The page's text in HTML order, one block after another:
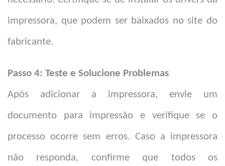
impressora, que podem ser baixados no site do
fabricante.
Passo 4: Teste e Solucione Problemas
Após adicionar a impressora, envie um
documento para impressão e verifique se o
processo ocorre sem erros. Caso a impressora
não responda, confirme que todos os